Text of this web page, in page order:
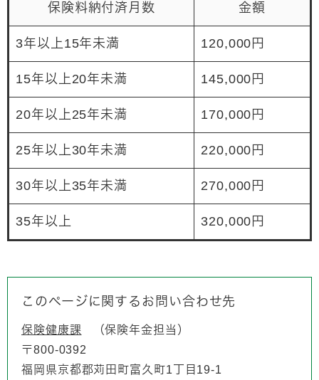
保険料納付済月数 金額
3年以上15年未満 120,000円
15年以上20年未満 145,000円
20年以上25年未満 170,000円
25年以上30年未満 220,000円
30年以上35年未満 270,000円
35年以上 320,000円
このページに関するお問い合わせ先
保険健康課
保険年金担当
〒800-0392
福岡県京都郡苅田町富久町1丁目19-1